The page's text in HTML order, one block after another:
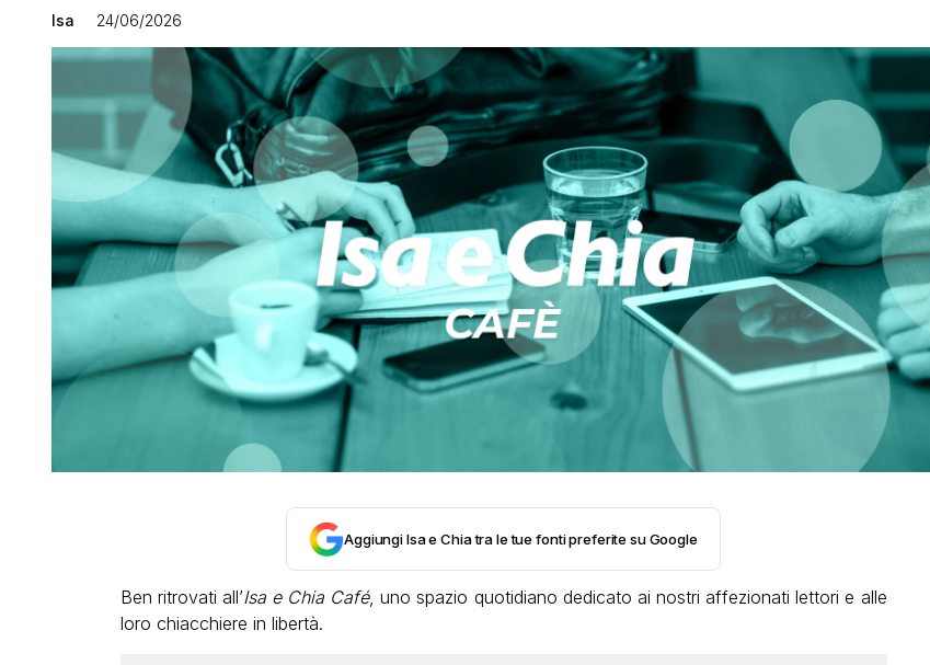
Isa 24/06/2026
Aggiungi Isa e Chia tra le tue fonti preferite su Google
Ben ritrovati all’Isa e Chia Café, uno spazio quotidiano dedicato ai nostri affezionati lettori e alle
loro chiacchiere in libertà.